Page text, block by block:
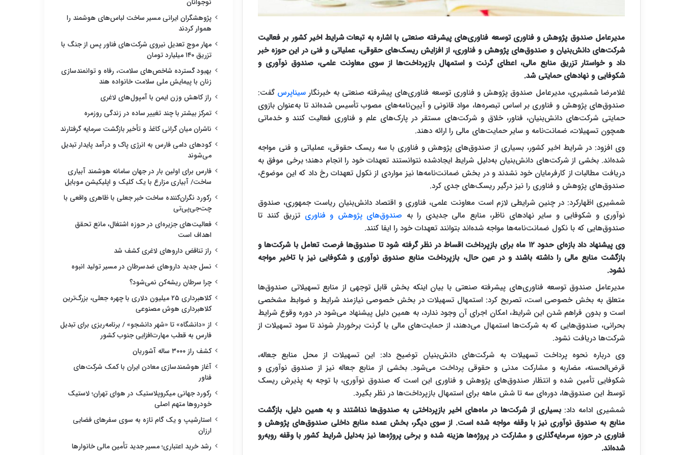
مدیرعامل صندوق پژوهش و فناوری توسعه فناوری‌های پیشرفته صنعتی با اشاره به تبعات شرایط اخیر کشور بر فعالیت
شرکت‌های دانش‌بنیان و صندوق‌های پژوهش و فناوری، از افزایش ریسک‌های حقوقی، عملیاتی و فنی در این حوزه خبر
داد و خواستار تزریق منابع مالی، اعطای گرنت و استمهال بازپرداخت‌ها از سوی معاونت علمی، صندوق نوآوری و
شکوفایی و نهادهای حمایتی شد.
غلامرضا شمشیری، مدیرعامل صندوق پژوهش و فناوری توسعه فناوری‌های پیشرفته صنعتی به خبرنگار سیناپرس گفت:
صندوق‌های پژوهش و فناوری بر اساس تبصره‌ها، مواد قانونی و آیین‌نامه‌های مصوب تأسیس شده‌اند تا به‌عنوان بازوی
حمایتی شرکت‌های دانش‌بنیان، فناور، خلاق و شرکت‌های مستقر در پارک‌های علم و فناوری فعالیت کنند و خدماتی
همچون تسهیلات، ضمانت‌نامه و سایر حمایت‌های مالی را ارائه دهند.
وی افزود: در شرایط اخیر کشور، بسیاری از صندوق‌های پژوهش و فناوری با سه ریسک حقوقی، عملیاتی و فنی مواجه
شده‌اند. بخشی از شرکت‌های دانش‌بنیان به‌دلیل شرایط ایجادشده نتوانستند تعهدات خود را انجام دهند؛ برخی موفق به
دریافت مطالبات از کارفرمایان خود نشدند و در بخش ضمانت‌نامه‌ها نیز مواردی از نکول تعهدات رخ داد که این موضوع،
صندوق‌های پژوهش و فناوری را نیز درگیر ریسک‌های جدی کرد.
شمشیری اظهارکرد: در چنین شرایطی لازم است معاونت علمی، فناوری و اقتصاد دانش‌بنیان ریاست جمهوری، صندوق
نوآوری و شکوفایی و سایر نهادهای ناظر، منابع مالی جدیدی را به صندوق‌های پژوهش و فناوری تزریق کنند تا
صندوق‌هایی که با نکول ضمانت‌نامه‌ها مواجه شده‌اند بتوانند تعهدات خود را ایفا کنند.
وی پیشنهاد داد بازه‌ای حدود ۱۲ ماه برای بازپرداخت اقساط در نظر گرفته شود تا صندوق‌ها فرصت تعامل با شرکت‌ها و
بازگشت منابع مالی را داشته باشند و در عین حال، بازپرداخت منابع صندوق نوآوری و شکوفایی نیز با تاخیر مواجه
نشود.
مدیرعامل صندوق توسعه فناوری‌های پیشرفته صنعتی با بیان اینکه بخش قابل توجهی از منابع تسهیلاتی صندوق‌ها
متعلق به بخش خصوصی است، تصریح کرد: استمهال تسهیلات در بخش خصوصی نیازمند شرایط و ضوابط مشخصی
است و بدون فراهم شدن این شرایط، امکان اجرای آن وجود ندارد، به همین دلیل پیشنهاد می‌شود در دوره وقوع شرایط
بحرانی، صندوق‌هایی که به شرکت‌ها استمهال می‌دهند، از حمایت‌های مالی یا گرنت برخوردار شوند تا سود تسهیلات از
شرکت‌ها دریافت نشود.
وی درباره نحوه پرداخت تسهیلات به شرکت‌های دانش‌بنیان توضیح داد: این تسهیلات از محل منابع جعاله،
قرض‌الحسنه، مضاربه و مشارکت مدنی و حقوقی پرداخت می‌شود. بخشی از منابع جعاله نیز از صندوق نوآوری و
شکوفایی تأمین شده و انتظار صندوق‌های پژوهش و فناوری این است که صندوق نوآوری، با توجه به پذیرش ریسک
توسط این صندوق‌ها، دوره‌ای سه تا شش ماهه برای استمهال بازپرداخت‌ها در نظر بگیرد.
شمشیری ادامه داد:بسیاری از شرکت‌ها در ماه‌های اخیر بازپرداختی به صندوق‌ها نداشتند و به همین دلیل، بازگشت
منابع به صندوق نوآوری نیز با وقفه مواجه شده است. از سوی دیگر، بخش عمده منابع داخلی صندوق‌های پژوهش و
فناوری در حوزه سرمایه‌گذاری و مشارکت در پروژه‌ها هزینه شده و برخی پروژه‌ها نیز به‌دلیل شرایط کشور با وقفه روبه‌رو
شده‌اند.
پژوهشگران ایرانی مسیر ساخت لباس‌های هوشمند را
هموار کردند
مهار موج تعدیل نیروی شرکت‌های فناور پس از جنگ با
تزریق ۱۴۰ میلیارد تومان
بهبود گسترده شاخص‌های سلامت، رفاه و توانمندسازی
زنان با پیمایش ملی سلامت خانواده هند
راز کاهش وزن ایمن با آمپول‌های لاغری
تمرکز بیشتر با چند تغییر ساده در زندگی روزمره
ناشران میان گرانی کاغذ و تأخیر بازگشت سرمایه گرفتارند
کودهای دامی فارس به انرژی پاک و درآمد پایدار تبدیل
می‌شوند
فارس برای اولین بار در جهان سامانه هوشمند آبیاری
ساخت/ آبیاری مزارع با یک کلیک و اپلیکیشن موبایل
رکورد نگران‌کننده ساخت خبر جعلی با ظاهری واقعی با
چت‌جی‌پی‌تی
فعالیت‌های جزیره‌ای در حوزه اشتغال، مانع تحقق
اهداف است
راز تناقض داروهای لاغری کشف شد
نسل جدید داروهای ضدسرطان در مسیر تولید انبوه
چرا سرطان ریشه‌کن نمی‌شود؟
کلاهبرداری ۲۵ میلیون دلاری با چهره جعلی، بزرگ‌ترین
کلاهبرداری هوش مصنوعی
از «دانشگاه» تا «شهر دانشجو» / برنامه‌ریزی برای تبدیل
فارس به قطب مهارت‌افزایی جنوب کشور
کشف راز ۳۰۰۰ ساله آشوریان
آغاز هوشمندسازی معادن ایران با کمک شرکت‌های
فناور
رکورد جهانی میکروپلاستیک در هوای تهران؛ لاستیک
خودروها متهم اصلی
استارشیپ و یک گام تازه به سوی سفرهای فضایی
ارزان
رشد خرید اعتباری؛ مسیر جدید تأمین مالی خانوارها